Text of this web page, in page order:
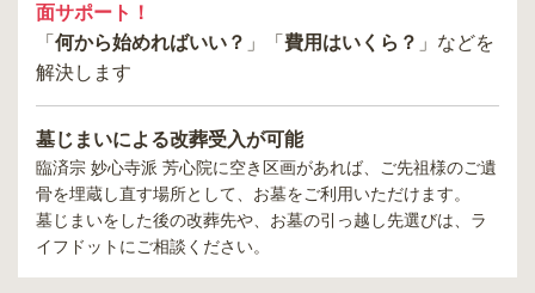
面サポート！
「 何から始めればいい？ 」「 費用はいくら？ 」などを
解決します
墓じまいによる改葬受入が可能
臨済宗 妙心寺派 芳心院に空き区画があれば、ご先祖様のご遺
骨を埋蔵し直す場所として、お墓をご利用いただけます。
墓じまいをした後の改葬先や、お墓の引っ越し先選びは、ラ
イフドットにご相談ください。